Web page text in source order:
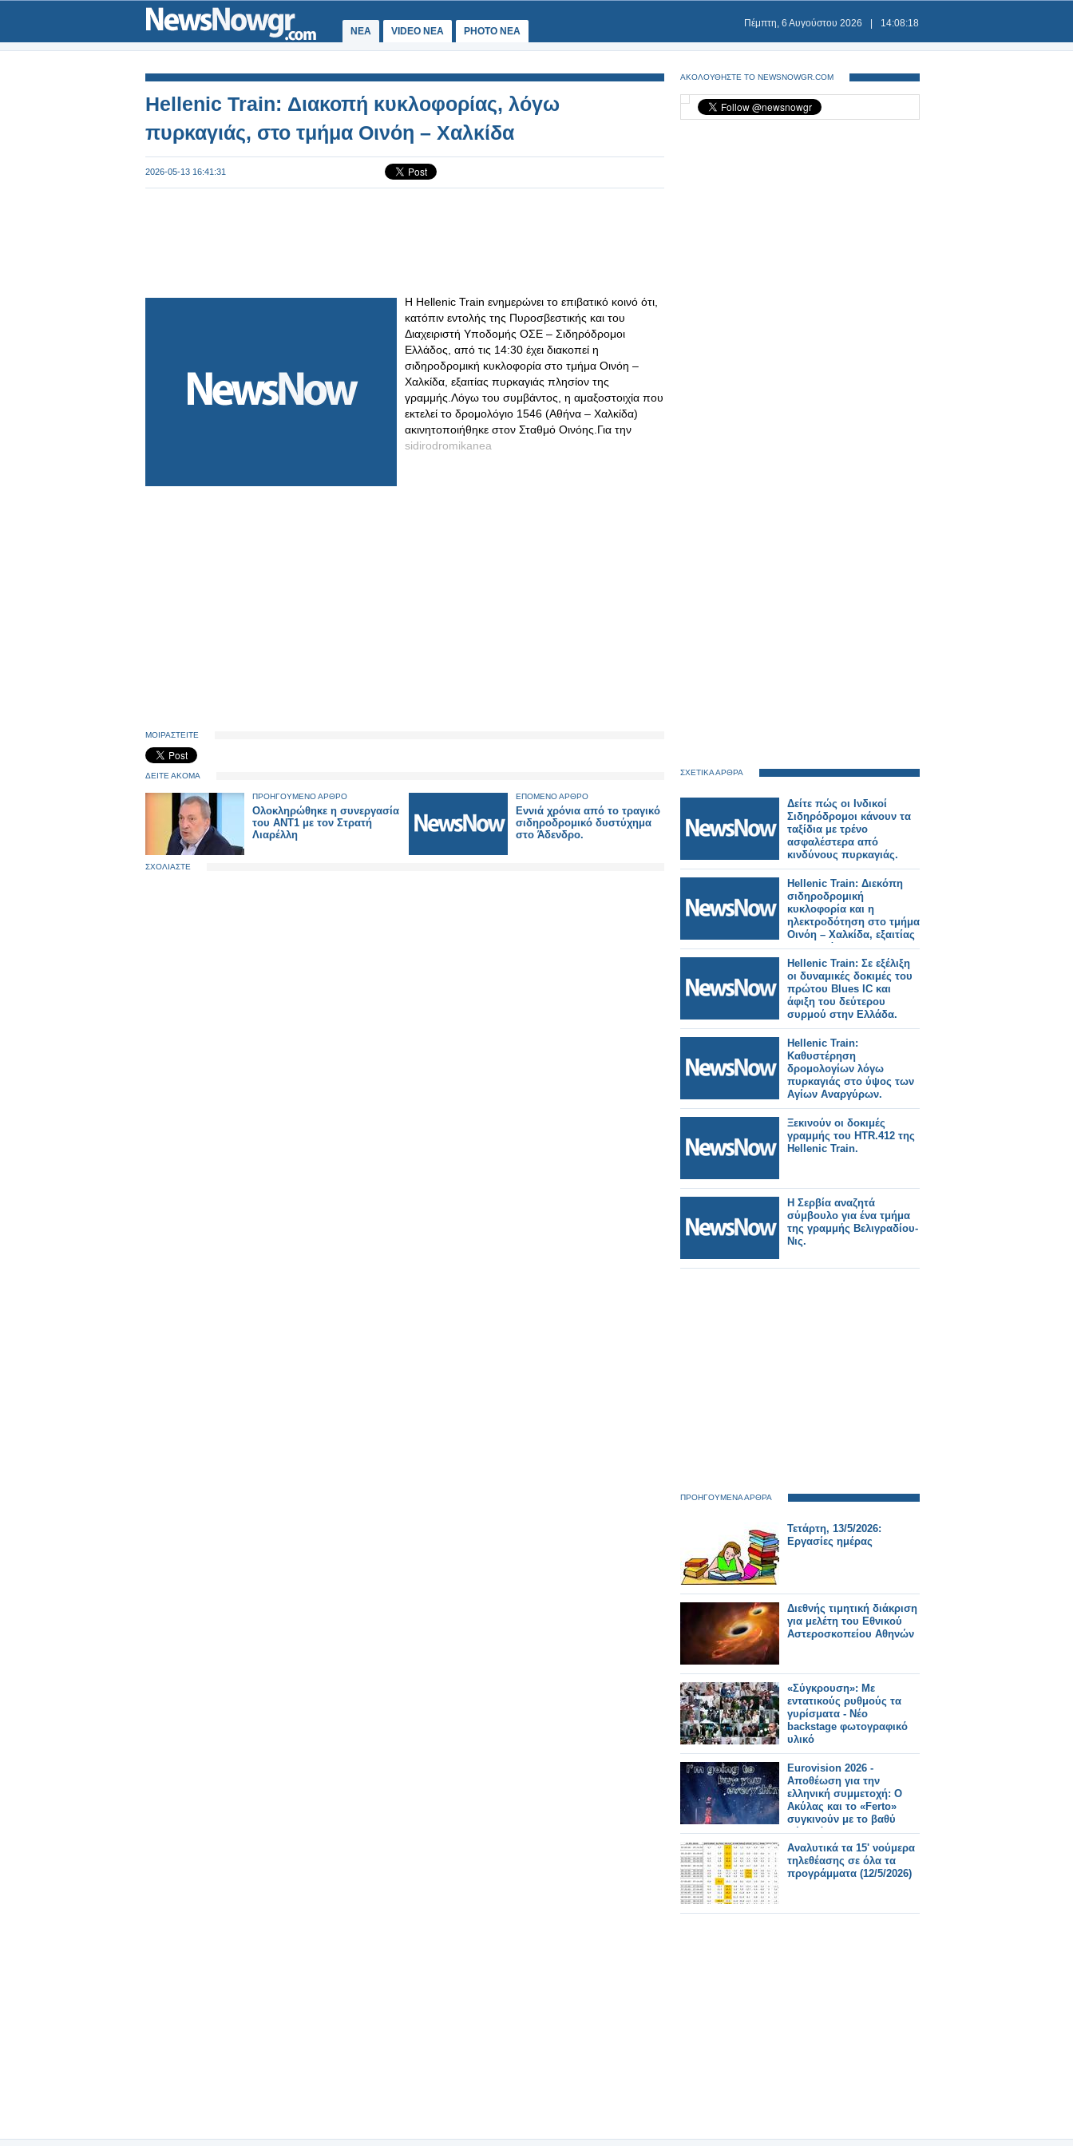
ΝΕΑ VIDEO NEA PHOTO NEA
Πέμπτη, 6 Αυγούστου 2026 14:08:19
Hellenic Train: Διακοπή κυκλοφορίας, λόγω
πυρκαγιάς, στο τμήμα Οινόη – Χαλκίδα
2026-05-13 16:41:31
Η Hellenic Train ενημερώνει το επιβατικό κοινό ότι,
κατόπιν εντολής της Πυροσβεστικής και του
Διαχειριστή Υποδομής ΟΣΕ – Σιδηρόδρομοι
Ελλάδος, από τις 14:30 έχει διακοπεί η
σιδηροδρομική κυκλοφορία στο τμήμα Οινόη –
Χαλκίδα, εξαιτίας πυρκαγιάς πλησίον της
γραμμής.Λόγω του συμβάντος, η αμαξοστοιχία που
εκτελεί το δρομολόγιο 1546 (Αθήνα – Χαλκίδα)
ακινητοποιήθηκε στον Σταθμό Οινόης.Για την
sidirodromikanea
ΜΟΙΡΑΣΤΕΙΤΕ
ΔΕΙΤΕ ΑΚΟΜΑ
ΠΡΟΗΓΟΥΜΕΝΟ ΑΡΘΡΟ
Ολοκληρώθηκε η συνεργασία
του ΑΝΤ1 με τον Στρατή
Λιαρέλλη
ΕΠΟΜΕΝΟ ΑΡΘΡΟ
Εννιά χρόνια από το τραγικό
σιδηροδρομικό δυστύχημα
στο Άδενδρο.
ΣΧΟΛΙΑΣΤΕ
ΑΚΟΛΟΥΘΗΣΤΕ ΤΟ NEWSNOWGR.COM
ΣΧΕΤΙΚΑ ΑΡΘΡΑ
Δείτε πώς οι Ινδικοί
Σιδηρόδρομοι κάνουν τα
ταξίδια με τρένο
ασφαλέστερα από
κινδύνους πυρκαγιάς.
Hellenic Train: Διεκόπη
σιδηροδρομική
κυκλοφορία και η
ηλεκτροδότηση στο τμήμα
Οινόη – Χαλκίδα, εξαιτίας
πυρκαγιάς.
Hellenic Train: Σε εξέλιξη
οι δυναμικές δοκιμές του
πρώτου Blues IC και
άφιξη του δεύτερου
συρμού στην Ελλάδα.
Hellenic Train:
Καθυστέρηση
δρομολογίων λόγω
πυρκαγιάς στο ύψος των
Αγίων Αναργύρων.
Ξεκινούν οι δοκιμές
γραμμής του HTR.412 της
Hellenic Train.
Η Σερβία αναζητά
σύμβουλο για ένα τμήμα
της γραμμής Βελιγραδίου-
Νις.
ΠΡΟΗΓΟΥΜΕΝΑ ΑΡΘΡΑ
Τετάρτη, 13/5/2026:
Εργασίες ημέρας
Διεθνής τιμητική διάκριση
για μελέτη του Εθνικού
Αστεροσκοπείου Αθηνών
«Σύγκρουση»: Με
εντατικούς ρυθμούς τα
γυρίσματα - Νέο
backstage φωτογραφικό
υλικό
Eurovision 2026 -
Αποθέωση για την
ελληνική συμμετοχή: Ο
Ακύλας και το «Ferto»
συγκινούν με το βαθύ
μήνυμά τους
Αναλυτικά τα 15' νούμερα
τηλεθέασης σε όλα τα
προγράμματα (12/5/2026)